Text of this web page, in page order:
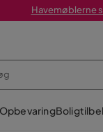
Havemøblerne
Opbevaring